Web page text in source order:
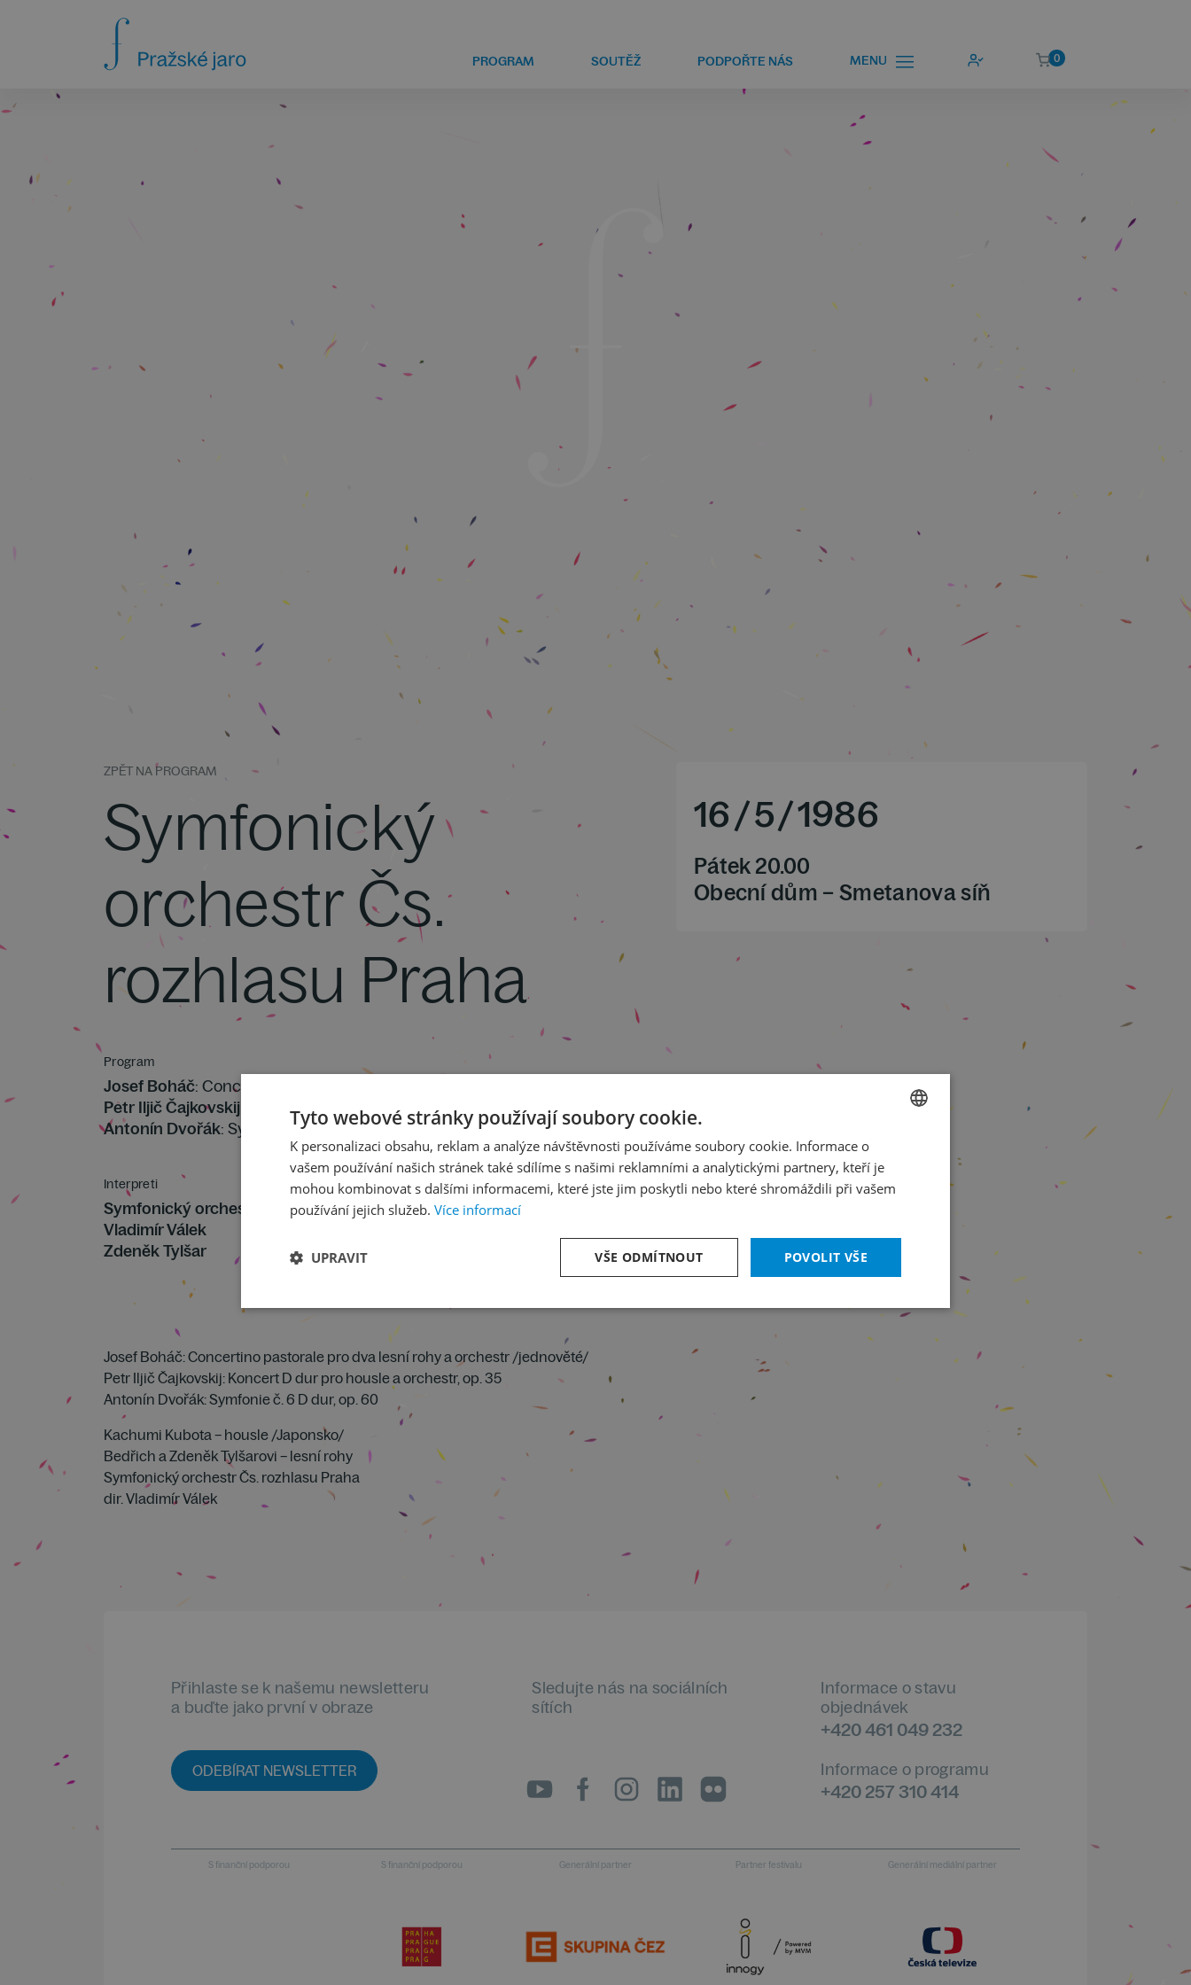
PROGRAM SOUTĚŽ PODPOŘTE NÁS MENU 0
ZPĚT NA PROGRAM
Symfonický
orchestr Čs.
rozhlasu Praha
Program
Josef Boháč: Concertino pastorale pro dva lesní rohy a orchestr
Petr Iljič Čajkovskij : Koncert pro housle a orchestr D dur op. 35
Antonín Dvořák: Symfonie č. 6 D dur op. 60
Interpreti
Symfonický orchestr Českého rozhlasu
Vladimír Válek
Zdeněk Tylšar
16/5/1986
Pátek 20.00
Obecní dům – Smetanova síň
Josef Boháč: Concertino pastorale pro dva lesní rohy a orchestr /jednověté/
Petr Iljič Čajkovskij: Koncert D dur pro housle a orchestr, op. 35
Antonín Dvořák: Symfonie č. 6 D dur, op. 60
Kachumi Kubota – housle /Japonsko/
Bedřich a Zdeněk Tylšarovi – lesní rohy
Symfonický orchestr Čs. rozhlasu Praha
dir. Vladimír Válek
Přihlaste se k našemu newsletteru
a buďte jako první v obraze
ODEBÍRAT NEWSLETTER
Sledujte nás na sociálních
sítích
Informace o stavu
objednávek
+420 461 049 232
Informace o programu
+420 257 310 414
S finanční podporou S finanční podporou Generální partner Partner festivalu Generální mediální partner
ENGLISH
Tyto webové stránky používají soubory cookie.
K personalizaci obsahu, reklam a analýze návštěvnosti používáme soubory cookie. Informace o
vašem používání našich stránek také sdílíme s našimi reklamními a analytickými partnery, kteří je
mohou kombinovat s dalšími informacemi, které jste jim poskytli nebo které shromáždili při vašem
používání jejich služeb. Více informací
POVOLIT VŠE
VŠE ODMÍTNOUT
UPRAVIT